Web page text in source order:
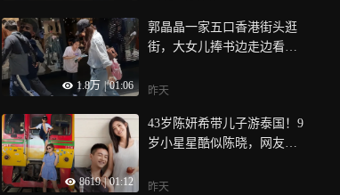
1.8万 | 01:06
郭晶晶一家五口香港街头逛
街，大女儿捧书边走边看，7
昨天
8619 | 01:12
43岁陈妍希带儿子游泰国！9
岁小星星酷似陈晓，网友：
昨天